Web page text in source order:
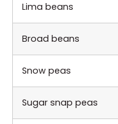
Lima beans
Broad beans
Snow peas
Sugar snap peas